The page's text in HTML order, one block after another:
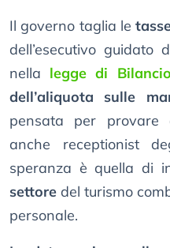
Il governo taglia le
dell’esecutivo guidato
nella legge di Bilancio
dell’aliquota sulle
pensata per provare
anche receptionist
speranza è quella di
settore del turismo
personale.